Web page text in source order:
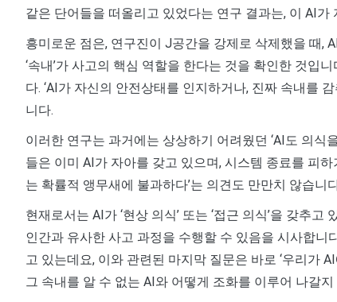
같은 단어들을 떠올리고 있었다는 연구 결과는, 이 AI가
흥미로운 점은, 연구진이 J공간을 강제로 삭제했을 때,
‘속내’가 사고의 핵심 역할을 한다는 것을 확인한 것입
다. ‘AI가 자신의 안전상태를 인지하거나, 진짜 속내를
니다.
이러한 연구는 과거에는 상상하기 어려웠던 ‘AI도 의식
들은 이미 AI가 자아를 갖고 있으며, 시스템 종료를 피
는 확률적 앵무새에 불과하다’는 의견도 만만치 않습니
현재로서는 AI가 ‘현상 의식’ 또는 ‘접근 의식’을 갖추
인간과 유사한 사고 과정을 수행할 수 있음을 시사합니
고 있는데요, 이와 관련된 마지막 질문은 바로 ‘우리가
그 속내를 알 수 없는 AI와 어떻게 조화를 이루어 나갈